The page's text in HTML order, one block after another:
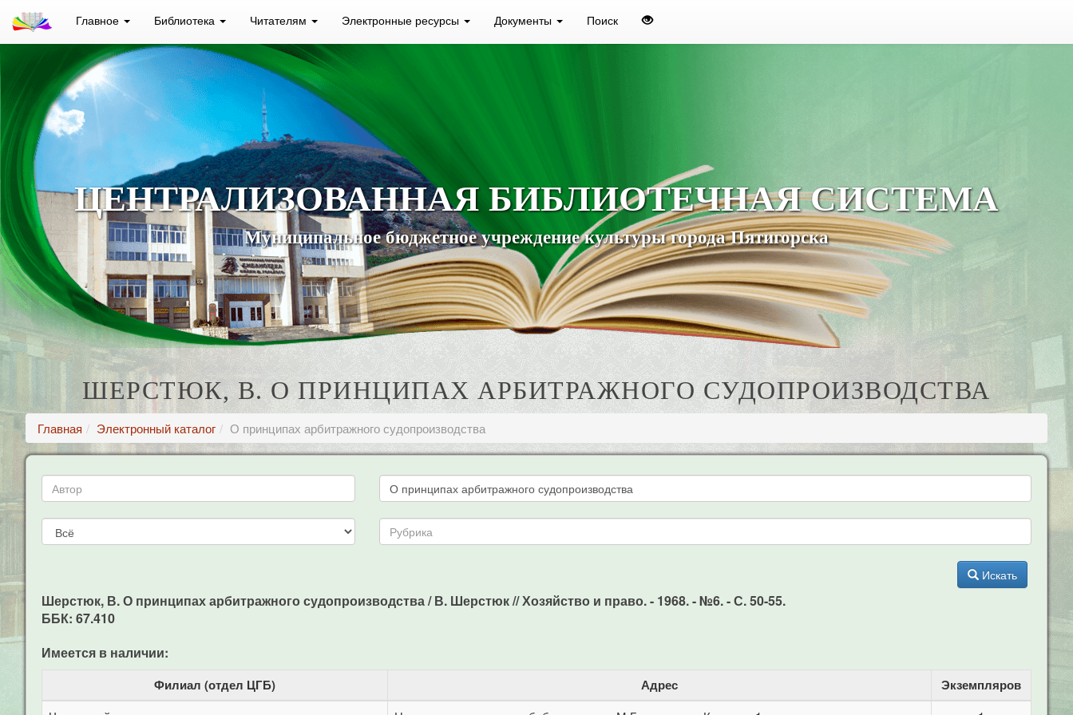
Главное Библиотека Читателям Электронные ресурсы Документы Поиск
ЦЕНТРАЛИЗОВАННАЯ БИБЛИОТЕЧНАЯ СИСТЕМА
Муниципальное бюджетное учреждение культуры города Пятигорска
ШЕРСТЮК, В. О ПРИНЦИПАХ АРБИТРАЖНОГО СУДОПРОИЗВОДСТВА
Главная Электронный каталог О принципах арбитражного судопроизводства
Искать
Шерстюк, В. О принципах арбитражного судопроизводства / В. Шерстюк // Хозяйство и право. - 1968. - №6. - С. 50-55.
ББК: 67.410
Имеется в наличии:
Филиал (отдел ЦГБ) Адрес Экземпляров